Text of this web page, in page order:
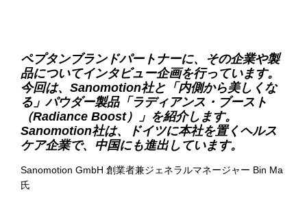
ペプタンブランドパートナーに、その企業や製
品についてインタビュー企画を行っています。
今回は、Sanomotion社と「内側から美しくな
る」パウダー製品「ラディアンス・ブースト
（Radiance Boost）」を紹介します。
Sanomotion社は、ドイツに本社を置くヘルス
ケア企業で、中国にも進出しています。
Sanomotion GmbH 創業者兼ジェネラルマネージャー Bin Ma
氏